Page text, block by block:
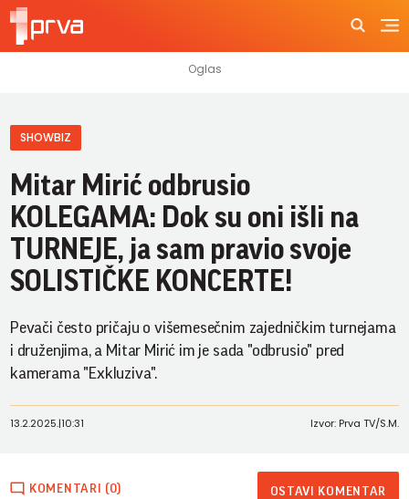
SHOWBIZ
Mitar Mirić odbrusio
KOLEGAMA: Dok su oni išli na
TURNEJE, ja sam pravio svoje
SOLISTIČKE KONCERTE!
Pevači često pričaju o višemesečnim zajedničkim turnejama
i druženjima, a Mitar Mirić im je sada "odbrusio" pred
kamerama "Exkluziva".
13.2.2025.|10:31 Izvor: Prva TV/S.M.
KOMENTARI (0) OSTAVI KOMENTAR